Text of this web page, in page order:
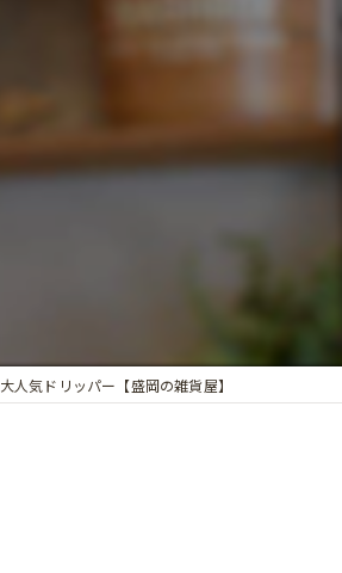
大人気ドリッパー【盛岡の雑貨屋】